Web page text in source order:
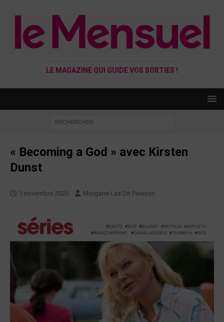
LE MAGAZINE QUI GUIDE VOS SORTIES !
« Becoming a God » avec Kirsten
Dunst
1 novembre 2020 Morgane Las Dit Peisson